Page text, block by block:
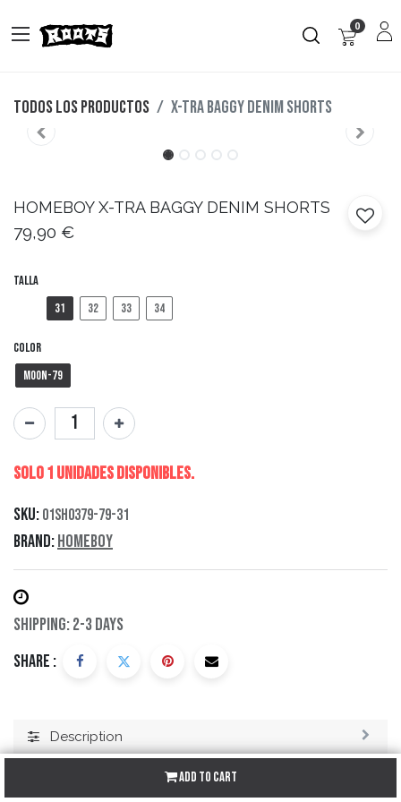
0
Todos los productos X-TRA BAGGY DENIM SHORTS
HOMEBOY X-TRA BAGGY DENIM SHORTS
79,90 €
Talla
31
32 33 34
Color
Moon-79
Add to Cart
Solo 1 Unidades disponibles.
SKU:01SH0379-79-31
Brand:Homeboy
Shipping: 2-3 Days
Share :
Description